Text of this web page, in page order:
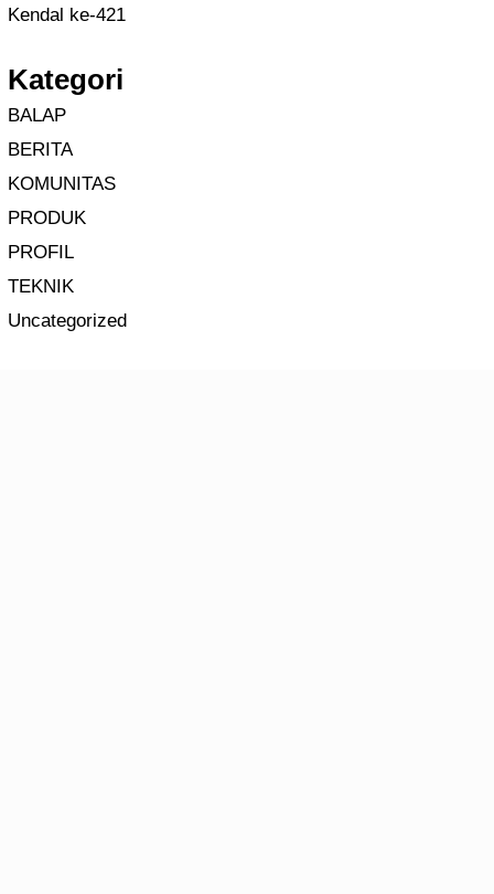
Kendal ke-421
Kategori
BALAP
BERITA
KOMUNITAS
PRODUK
PROFIL
TEKNIK
Uncategorized